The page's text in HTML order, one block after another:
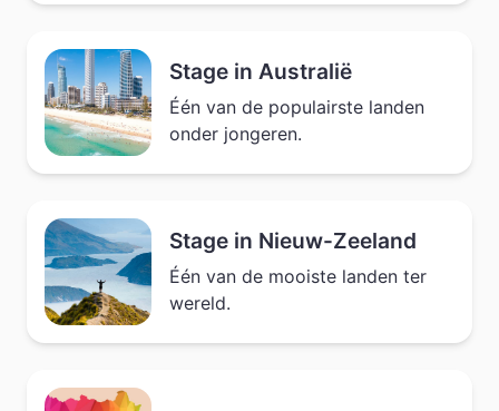
Stage in Australië
Één van de populairste landen
onder jongeren.
Stage in Nieuw-Zeeland
Één van de mooiste landen ter
wereld.